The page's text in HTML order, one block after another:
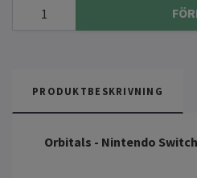
PRODUKTBESKRIVNING
Orbitals - Nintendo Switch